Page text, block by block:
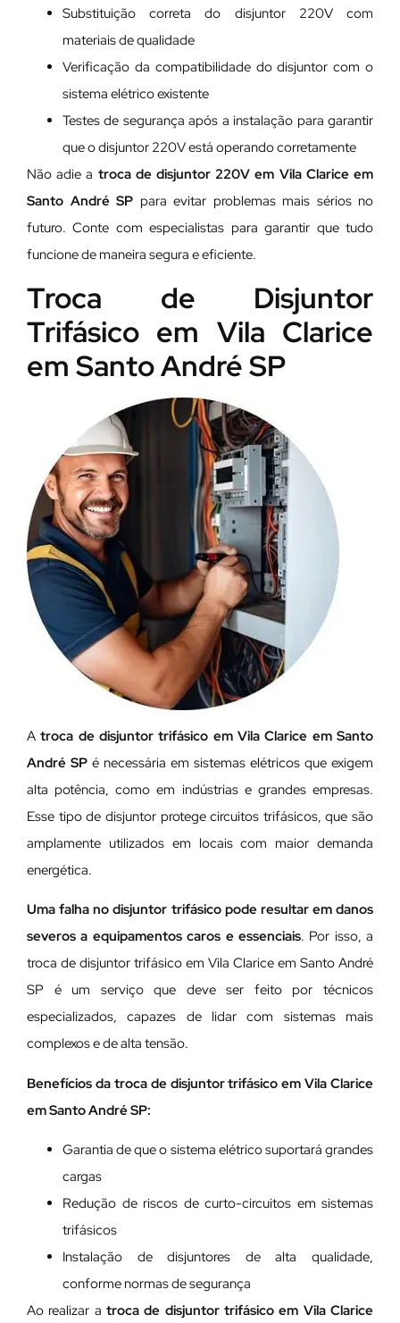
Substituição correta do disjuntor 220V com
materiais de qualidade
Verificação da compatibilidade do disjuntor com o
sistema elétrico existente
Testes de segurança após a instalação para garantir
que o disjuntor 220V está operando corretamente
Não adie a troca de disjuntor 220V em Vila Clarice em
Santo André SP para evitar problemas mais sérios no
futuro. Conte com especialistas para garantir que tudo
funcione de maneira segura e eficiente.
Troca de Disjuntor
Trifásico em Vila Clarice
em Santo André SP
Atroca de disjuntor trifásico em Vila Clarice em Santo
André SP é necessária em sistemas elétricos que exigem
alta potência, como em indústrias e grandes empresas.
Esse tipo de disjuntor protege circuitos trifásicos, que são
amplamente utilizados em locais com maior demanda
energética.
Uma falha no disjuntor trifásico pode resultar em danos
severos a equipamentos caros e essenciais. Por isso, a
troca de disjuntor trifásico em Vila Clarice em Santo André
SP é um serviço que deve ser feito por técnicos
especializados, capazes de lidar com sistemas mais
complexos e de alta tensão.
Benefícios da troca de disjuntor trifásico em Vila Clarice
em Santo André SP:
Garantia de que o sistema elétrico suportará grandes
cargas
Redução de riscos de curto-circuitos em sistemas
trifásicos
Instalação de disjuntores de alta qualidade,
conforme normas de segurança
Ao realizar a troca de disjuntor trifásico em Vila Clarice